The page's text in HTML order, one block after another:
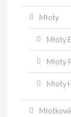
Młoty
Młoty
Młoty
Młoty